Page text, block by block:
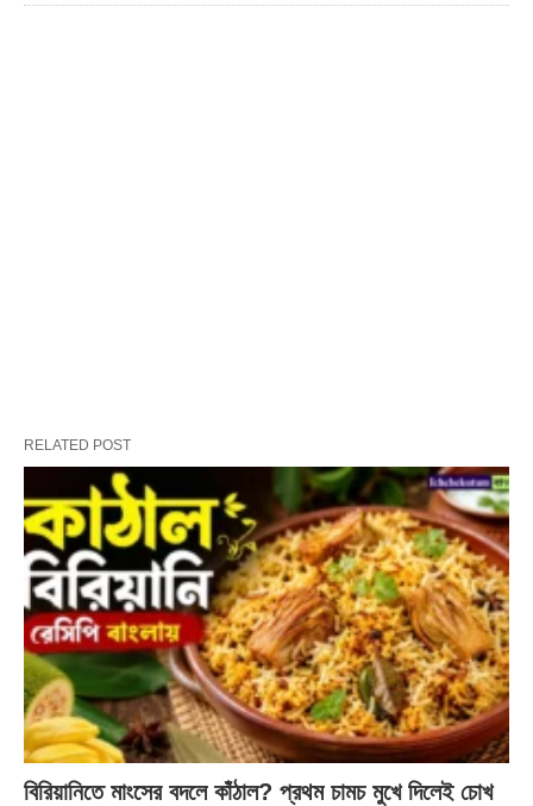
RELATED POST
বিরিয়ানিতে মাংসের বদলে কাঁঠাল? প্রথম চামচ মুখে দিলেই চোখ